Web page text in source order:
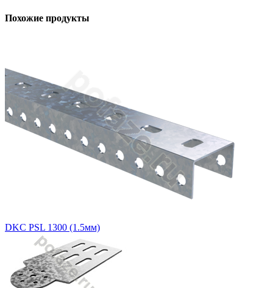
Похожие продукты
DKC PSL 1300 (1.5мм)